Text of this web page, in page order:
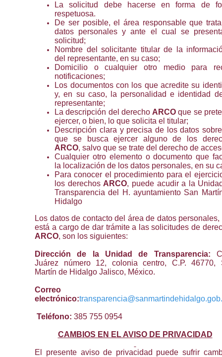
La solicitud debe hacerse en forma de
respetuosa.
De ser posible, el área responsable que
datos personales y ante el cual se
solicitud;
Nombre del solicitante titular de la
del representante, en su caso;
Domicilio o cualquier otro medio para
notificaciones;
Los documentos con los que acredite su
y, en su caso, la personalidad e identidad
representante;
La descripción del derecho ARCO que se
ejercer, o bien, lo que solicita el titular;
Descripción clara y precisa de los datos
que se busca ejercer alguno de los
ARCO, salvo que se trate del derecho de
Cualquier otro elemento o documento que
la localización de los datos personales, en su
Para conocer el procedimiento para el
los derechos ARCO, puede acudir a la
Transparencia del H. ayuntamiento San
Hidalgo
Los datos de contacto del área de datos personales,
está a cargo de dar trámite a las solicitudes de
ARCO, son los siguientes:
Dirección de la Unidad de Transparencia:
Juárez número 12, colonia centro, C.P. 46770,
Martín de Hidalgo Jalisco, México.
Correo
electrónico:
Teléfono:385 755 0954
CAMBIOS EN EL AVISO DE PRIVACIDAD
El presente aviso de privacidad puede sufrir